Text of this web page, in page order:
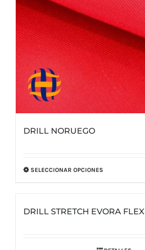
DRILL NORUEGO
SELECCIONAR OPCIONES
múltiples
DRILL STRETCH EVORA FLEX